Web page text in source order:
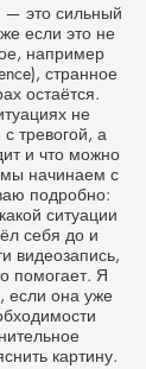
— это сильный
если это не
например
странное
остаётся.
не
тревогой, а
и что можно
мы начинаем с
подробно:
ситуации
себя до и
видеозапись,
помогает. Я
если она уже
картину.